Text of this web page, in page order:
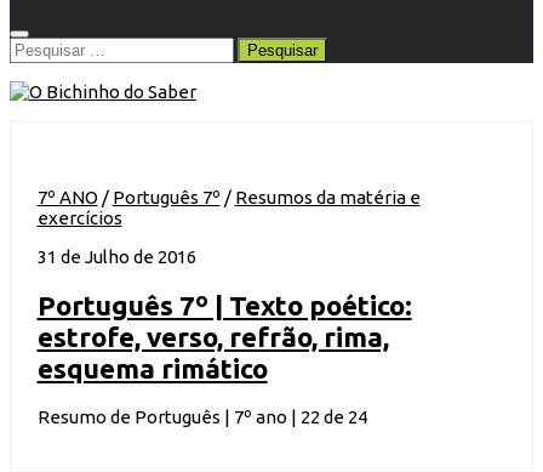
Pesquisar
por:
7º ANO / Português 7º / Resumos da matéria e
exercícios
31 de Julho de 2016
Português 7º | Texto poético:
estrofe, verso, refrão, rima,
esquema rimático
Resumo de Português | 7º ano | 22 de 24